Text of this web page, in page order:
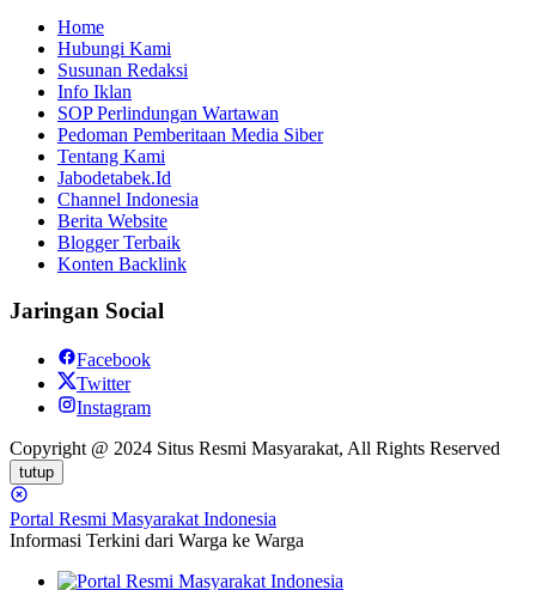
Home
Hubungi Kami
Susunan Redaksi
Info Iklan
SOP Perlindungan Wartawan
Pedoman Pemberitaan Media Siber
Tentang Kami
Jabodetabek.Id
Channel Indonesia
Berita Website
Blogger Terbaik
Konten Backlink
Jaringan Social
Facebook
Twitter
Instagram
Copyright @ 2024 Situs Resmi Masyarakat, All Rights Reserved
tutup
Portal Resmi Masyarakat Indonesia
Informasi Terkini dari Warga ke Warga